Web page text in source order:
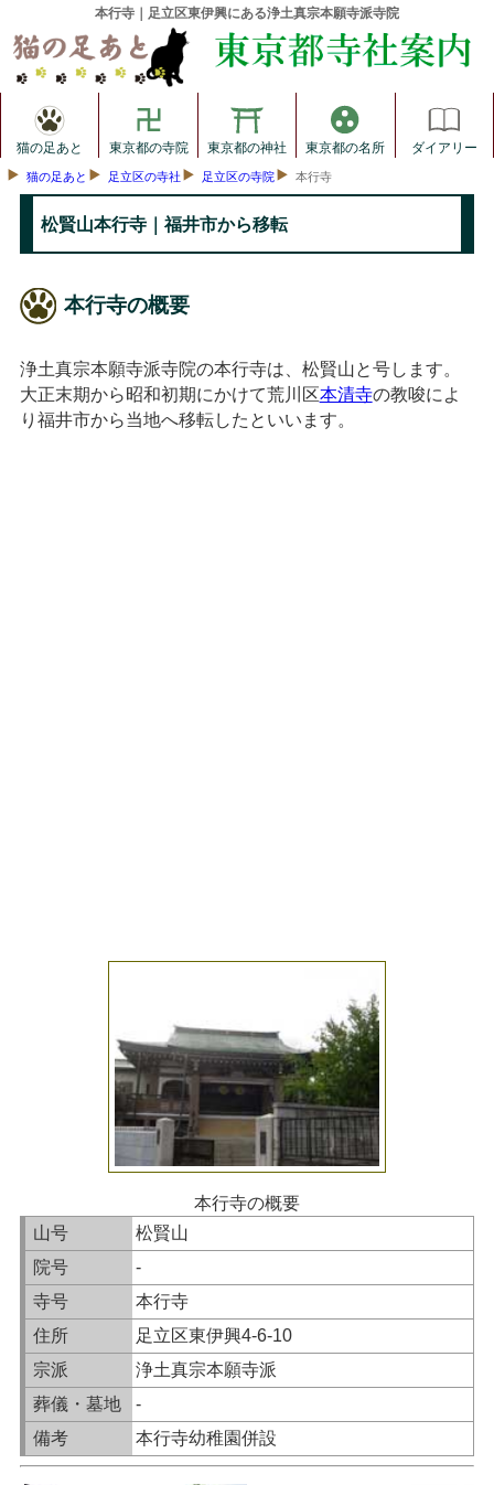
本行寺｜足立区東伊興にある浄土真宗本願寺派寺院
猫の足あと 東京都の寺院 東京都の神社 東京都の名所 ダイアリー
猫の足あと 足立区の寺社 足立区の寺院 本行寺
松賢山本行寺｜福井市から移転
本行寺の概要
浄土真宗本願寺派寺院の本行寺は、松賢山と号します。
大正末期から昭和初期にかけて荒川区本清寺の教唆によ
り福井市から当地へ移転したといいます。
本行寺の概要
山号
松賢山
院号
-
寺号
本行寺
住所
足立区東伊興4-6-10
宗派
浄土真宗本願寺派
葬儀・墓地
-
備考
本行寺幼稚園併設